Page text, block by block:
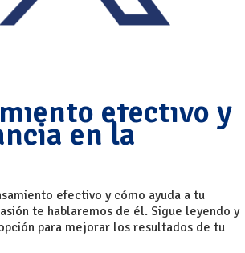
efectivo y
en la
efectivo y cómo ayuda a tu
te hablaremos de él. Sigue leyendo y
para mejorar los resultados de tu